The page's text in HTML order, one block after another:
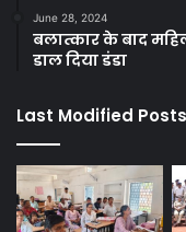
June 28, 2024
बलात्कार के बाद
डाल दिया डंडा
Last Modified Posts